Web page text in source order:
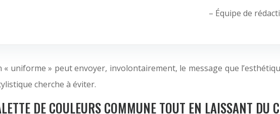
– Équipe de
uniforme » peut envoyer, involontairement, le message que
cherche à éviter.
DE COULEURS COMMUNE TOUT EN LAISSANT DU